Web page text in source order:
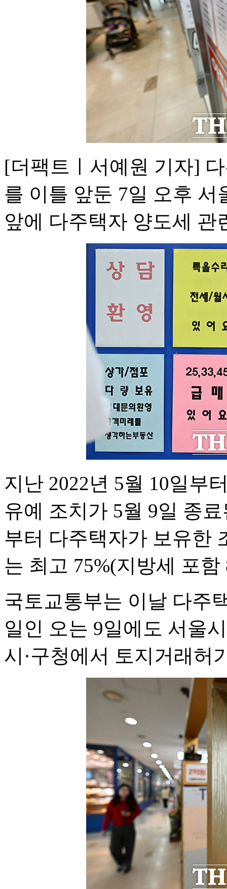
[더팩트ㅣ서예원 기자]
를 이틀 앞둔 7일 오후
앞에 다주택자 양도세 관
지난 2022년 5월 10일부
유예 조치가 5월 9일 종
부터 다주택자가 보유한
는 최고 75%(지방세 포
국토교통부는 이날 다주
일인 오는 9일에도 서울
시·구청에서 토지거래허